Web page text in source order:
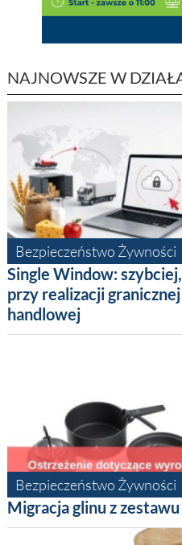
NAJNOWSZE W
Bezpieczeństwo Żywności
Single Window:
przy realizacji
handlowej
Bezpieczeństwo Żywności
Migracja glinu z